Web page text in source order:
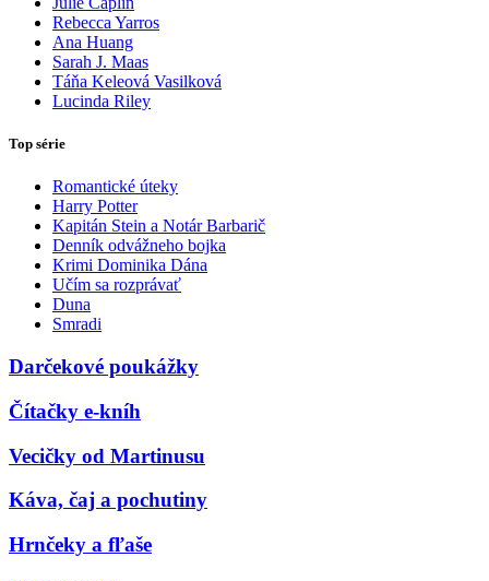
Rebecca Yarros
Ana Huang
Sarah J. Maas
Táňa Keleová Vasilková
Lucinda Riley
Top série
Romantické úteky
Harry Potter
Kapitán Stein a Notár Barbarič
Denník odvážneho bojka
Krimi Dominika Dána
Učím sa rozprávať
Duna
Smradi
Darčekové poukážky
Čítačky e-kníh
Vecičky od Martinusu
Káva, čaj a pochutiny
Hrnčeky a fľaše